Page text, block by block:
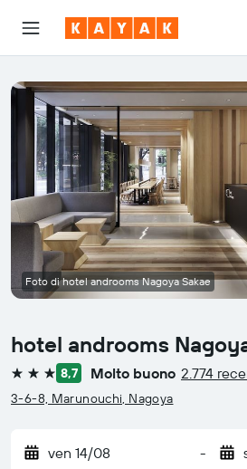
hotel androoms
3 stelle 8,7 Molto buono 2.774
3-6-8, Marunouchi, Nagoya
ven 14/08 -
Foto di hotel androoms Nagoya Sakae